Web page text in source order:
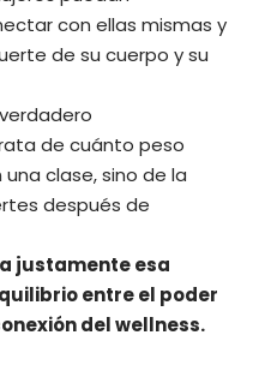
con ellas mismas y
de su cuerpo y su
de cuánto peso
clase, sino de la
después de
justamente esa
entre el poder
del wellness.